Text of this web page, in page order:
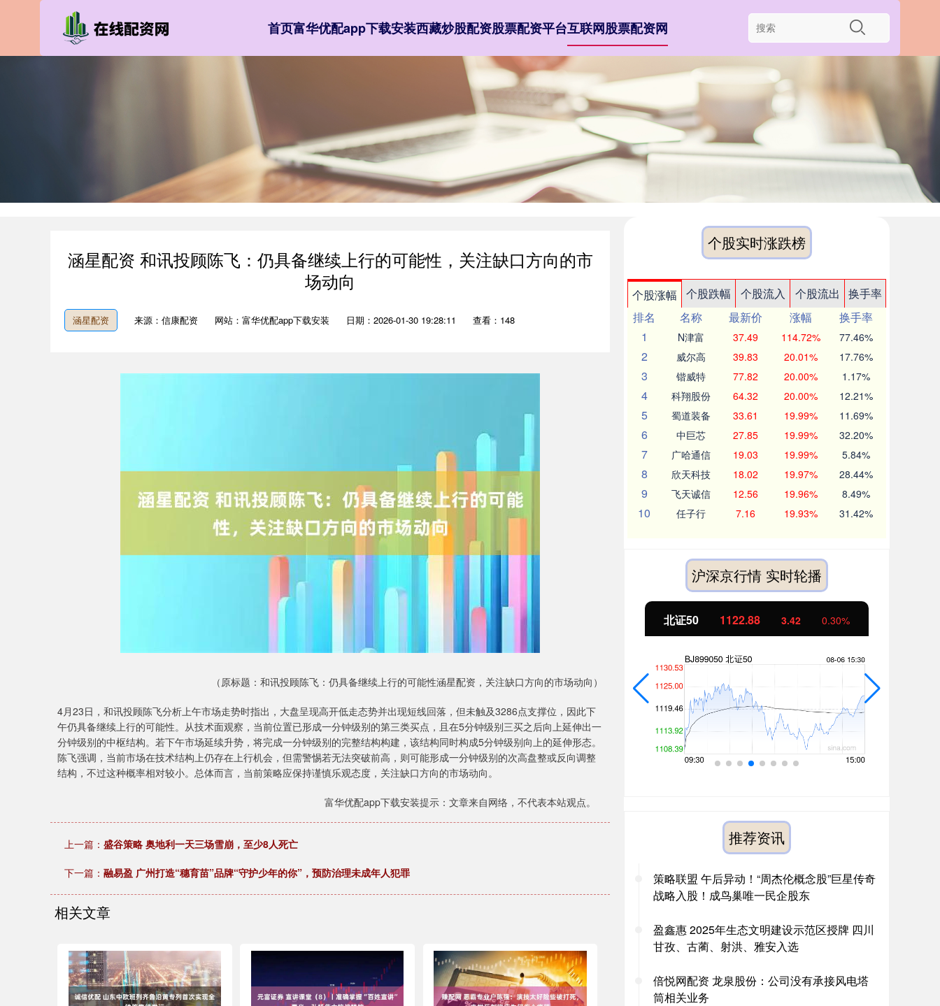
首页富华优配app下载安装西藏炒股配资股票配资平台互联网股票配资网
涵星配资 和讯投顾陈飞：仍具备继续上行的可能性，关注缺口方向的市
场动向
涵星配资 来源：信康配资 网站：富华优配app下载安装 日期：2026-01-30 19:28:11 查看：148
（原标题：和讯投顾陈飞：仍具备继续上行的可能性涵星配资，关注缺口方向的市场动向）
4月23日，和讯投顾陈飞分析上午市场走势时指出，大盘呈现高开低走态势并出现短线回落，但未触及3286点支撑位，因此下
午仍具备继续上行的可能性。从技术面观察，当前位置已形成一分钟级别的第三类买点，且在5分钟级别三买之后向上延伸出一
分钟级别的中枢结构。若下午市场延续升势，将完成一分钟级别的完整结构构建，该结构同时构成5分钟级别向上的延伸形态。
陈飞强调，当前市场在技术结构上仍存在上行机会，但需警惕若无法突破前高，则可能形成一分钟级别的次高盘整或反向调整
结构，不过这种概率相对较小。总体而言，当前策略应保持谨慎乐观态度，关注缺口方向的市场动向。
富华优配app下载安装提示：文章来自网络，不代表本站观点。
上一篇： 盛谷策略 奥地利一天三场雪崩，至少8人死亡
下一篇： 融易盈 广州打造“穗育苗”品牌“守护少年的你”，预防治理未成年人犯罪
相关文章
个股实时涨跌榜
个股涨幅 个股跌幅 个股流入 个股流出
换手率
排名
名称 最新价 涨幅
换手率
1
N津富 37.49 114.72% 77.46%
2 威尔高 39.83 20.01% 17.76%
3 锴威特 77.82 20.00% 1.17%
4 科翔股份 64.32 20.00% 12.21%
5 蜀道装备 33.61 19.99% 11.69%
6 中巨芯 27.85 19.99% 32.20%
7 广哈通信 19.03 19.99% 5.84%
8 欣天科技 18.02 19.97% 28.44%
9 飞天诚信 12.56 19.96% 8.49%
10 任子行 7.16 19.93% 31.42%
沪深京行情 实时轮播
4651.31 -6.85 北证50 1122.88 3.42 0.30%
推荐资讯
策略联盟 午后异动！“周杰伦概念股”巨星传奇
战略入股！成鸟巢唯一民企股东
盈鑫惠 2025年生态文明建设示范区授牌 四川
甘孜、古蔺、射洪、雅安入选
倍悦网配资 龙泉股份：公司没有承接风电塔
筒相关业务